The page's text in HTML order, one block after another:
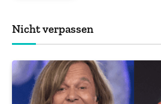
Nicht verpassen